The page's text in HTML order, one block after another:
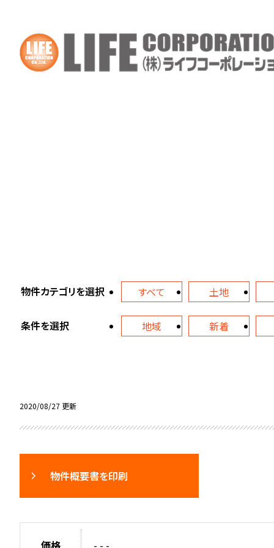
物件カテゴリを選択 すべて 土地
条件を選択 地域 新着
2020/08/27 更新
物件概要書を印刷
価格 - - -